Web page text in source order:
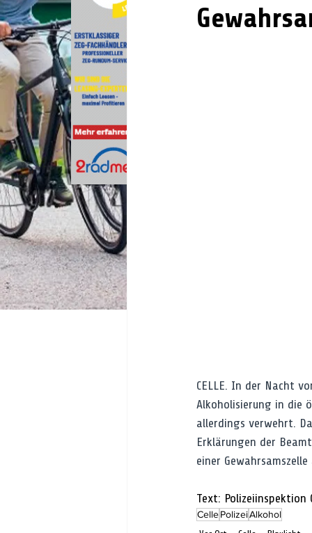
CELLE. In der Nacht
Alkoholisierung in die
allerdings verwehrt.
Erklärungen der
einer
Text: Polizeiinspektion
CellePolizeiAlkohol